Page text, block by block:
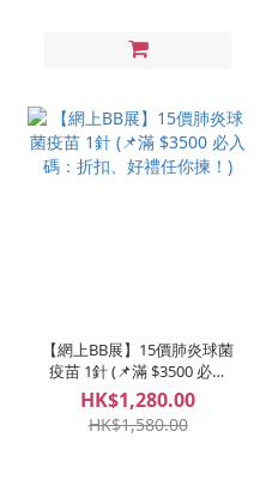
【網上BB展】15價肺炎球菌
疫苗 1針 (📌滿 $3500 必入
碼：折扣、好禮任你揀！)
HK$1,280.00
HK$1,580.00